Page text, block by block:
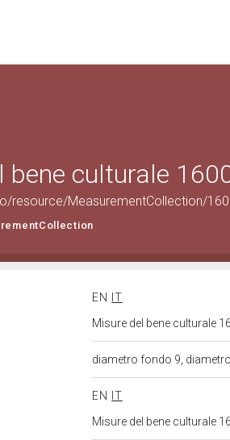
bene culturale
resource/MeasurementCollection/
EN
IT
Misure del bene culturale
diametro fondo 9,
EN
IT
Misure del bene culturale